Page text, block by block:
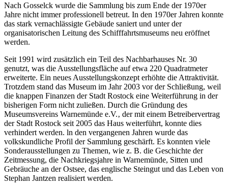
Nach Gosselck wurde die Sammlung bis zum Ende der 1970er
Jahre nicht immer professionell betreut. In den 1970er Jahren konnte
das stark vernachlässigte Gebäude saniert und unter der
organisatorischen Leitung des Schifffahrtsmuseums neu eröffnet
werden.
Seit 1991 wird zusätzlich ein Teil des Nachbarhauses Nr. 30
genutzt, was die Ausstellungsfläche auf etwa 220 Quadratmeter
erweiterte. Ein neues Ausstellungskonzept erhöhte die Attraktivität.
Trotzdem stand das Museum im Jahr 2003 vor der Schließung, weil
die knappen Finanzen der Stadt Rostock eine Weiterführung in der
bisherigen Form nicht zuließen. Durch die Gründung des
Museumsvereins Warnemünde e.V.‚ der mit einem Betreibervertrag
der Stadt Rostock seit 2005 das Haus weiterführt, konnte dies
verhindert werden. ln den vergangenen Jahren wurde das
volkskundliche Profil der Sammlung geschärft. Es konnten viele
Sonderausstellungen zu Themen, wie z. B. die Geschichte der
Zeitmessung, die Nachkriegsjahre in Warnemünde, Sitten und
Gebräuche an der Ostsee, das englische Steingut und das Leben von
Stephan Jantzen realisiert werden.